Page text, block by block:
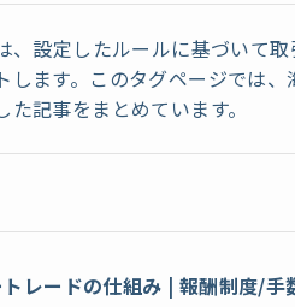
設定したルールに基づいて取
ます。このタグページでは
記事をまとめています。
レードの仕組み | 報酬制度/手